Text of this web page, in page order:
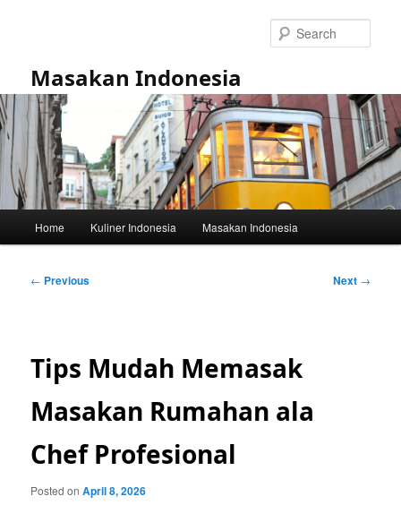
Masakan Indonesia
Home Kuliner Indonesia Masakan Indonesia
Post
← Previous Next →
Tips Mudah Memasak
Masakan Rumahan ala
Chef Profesional
Posted onApril 8, 2026